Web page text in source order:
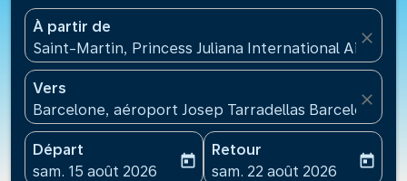
À partir de
Saint-Martin, Princess Juliana International
close
Vers
Barcelone, aéroport Josep Tarradellas Barcelone-El
close
Départ
fc-booking-departure-date-aria-label
sam. 15 août 2026
today
Retour
fc-booking-return-date-
sam. 22 août 2026
today